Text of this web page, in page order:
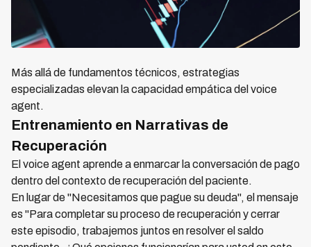
Más allá de fundamentos técnicos, estrategias
especializadas elevan la capacidad empática del voice
agent.
Entrenamiento en Narrativas de
Recuperación
El voice agent aprende a enmarcar la conversación de pago
dentro del contexto de recuperación del paciente.
En lugar de "Necesitamos que pague su deuda", el mensaje
es "Para completar su proceso de recuperación y cerrar
este episodio, trabajemos juntos en resolver el saldo